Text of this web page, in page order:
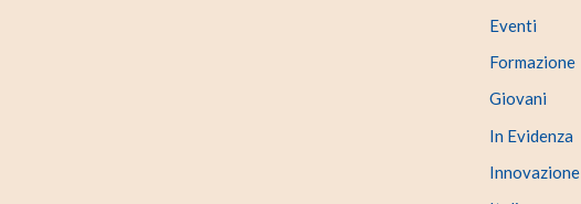
Eventi
Formazione
Giovani
In Evidenza
Innovazione